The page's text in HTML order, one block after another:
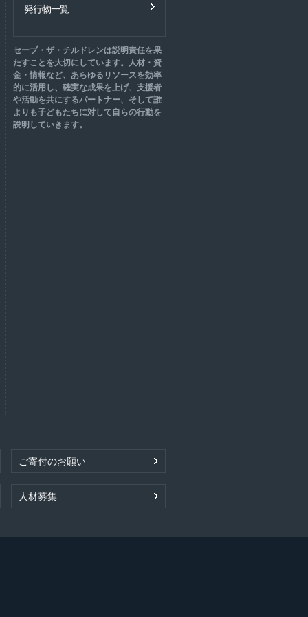
発行物一覧
セーブ・ザ・チルドレンは説明責任を果
たすことを大切にしています。人材・資
金・情報など、あらゆるリソースを効率
的に活用し、確実な成果を上げ、支援者
や活動を共にするパートナー、そして誰
よりも子どもたちに対して自らの行動を
説明していきます。
ご寄付のお願い
人材募集